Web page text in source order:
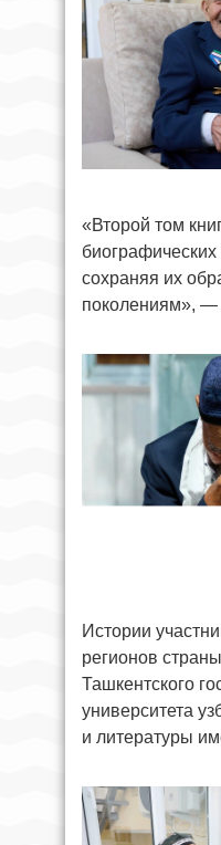
«Второй том
сохраняя их
поколениям», —
Истории
регионов
Ташкентского
университета
и литературы